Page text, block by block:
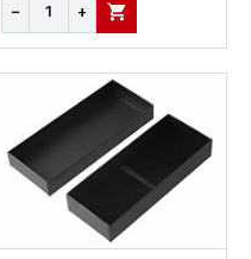
− + В КОРЗИНУ